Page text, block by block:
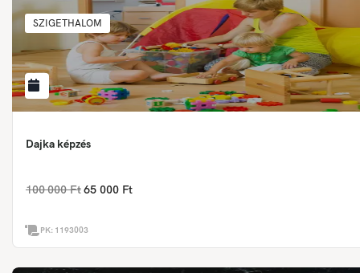
SZIGETHALOM
Dajka képzés
100 000 Ft 65 000 Ft
PK: 1193003